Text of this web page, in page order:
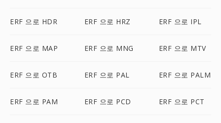
ERF 으로 HDR ERF 으로 HRZ ERF 으로 IPL
ERF 으로 MAP ERF 으로 MNG ERF 으로 MTV
ERF 으로 OTB ERF 으로 PAL ERF 으로 PALM
ERF 으로 PAM ERF 으로 PCD ERF 으로 PCT